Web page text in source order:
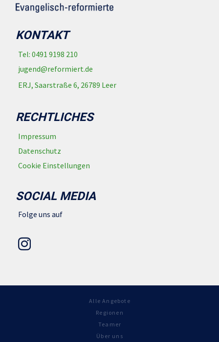
KONTAKT
Tel: 0491 9198 210
jugend@reformiert.de
ERJ, Saarstraße 6, 26789 Leer
RECHTLICHES
Impressum
Datenschutz
Cookie Einstellungen
SOCIAL MEDIA
Folge uns auf
Alle Angebote
Regionen
Teamer
Über uns